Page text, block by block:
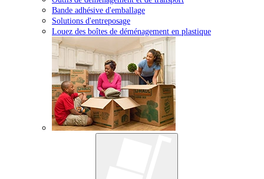
Bande adhésive d'emballage
Solutions d'entreposage
Louez des boîtes de déménagement en plastique